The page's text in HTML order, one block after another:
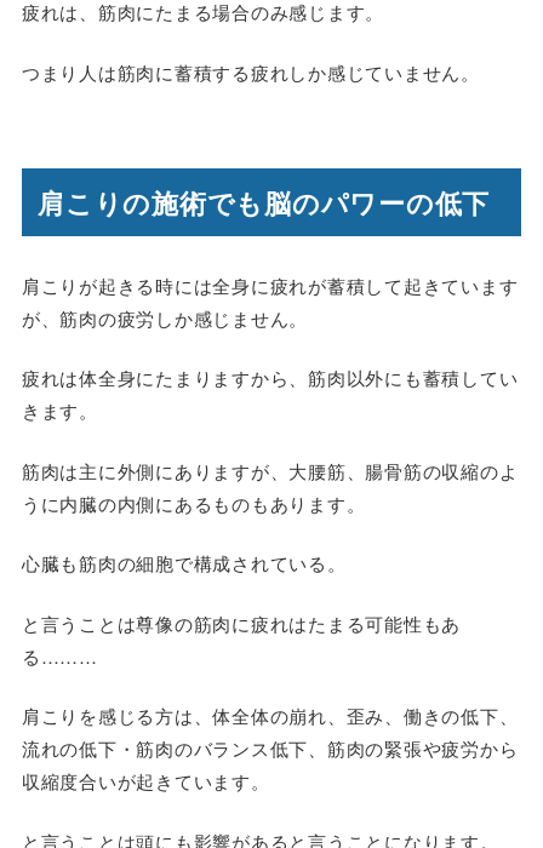
疲れは、筋肉にたまる場合のみ感じます。
つまり人は筋肉に蓄積する疲れしか感じていません。
肩こりの施術でも脳のパワーの低下
肩こりが起きる時には全身に疲れが蓄積して起きています
が、筋肉の疲労しか感じません。
疲れは体全身にたまりますから、筋肉以外にも蓄積してい
きます。
筋肉は主に外側にありますが、大腰筋、腸骨筋の収縮のよ
うに内臓の内側にあるものもあります。
心臓も筋肉の細胞で構成されている。
と言うことは尊像の筋肉に疲れはたまる可能性もあ
る………
肩こりを感じる方は、体全体の崩れ、歪み、働きの低下、
流れの低下・筋肉のバランス低下、筋肉の緊張や疲労から
収縮度合いが起きています。
と言うことは頭にも影響があると言うことになります。